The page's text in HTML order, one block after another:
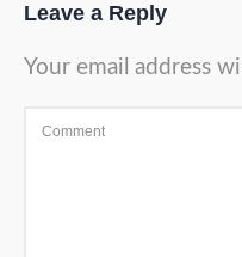
Leave a Reply
Your email address
Comment